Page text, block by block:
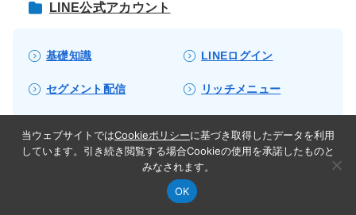
LINE公式アカウント
基礎知識 LINEログイン
セグメント配信 リッチメニュー
LINE通知メッセージ LINE会員証
シェア
当ウェブサイトではCookieポリシーに基づき取得したデータを利用
しています。引き続き閲覧する場合Cookieの使用を承諾したものと
みなされます。
OK